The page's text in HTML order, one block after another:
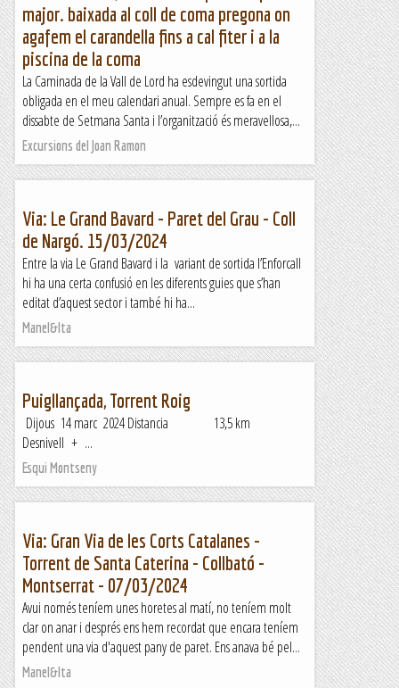
major. baixada al coll de coma pregona on
agafem el carandella fins a cal fiter i a la
piscina de la coma
La Caminada de la Vall de Lord ha esdevingut una sortida
obligada en el meu calendari anual. Sempre es fa en el
dissabte de Setmana Santa i l’organització és meravellosa,...
Excursions del Joan Ramon
Via: Le Grand Bavard - Paret del Grau - Coll
de Nargó. 15/03/2024
Entre la via Le Grand Bavard i la variant de sortida l’Enforcall
hi ha una certa confusió en les diferents guies que s’han
editat d’aquest sector i també hi ha...
Manel&Ita
Puigllançada, Torrent Roig
Dijous 14 marc 2024 Distancia 13,5 km
Desnivell + ...
Esqui Montseny
Via: Gran Via de les Corts Catalanes -
Torrent de Santa Caterina - Collbató -
Montserrat - 07/03/2024
Avui només teníem unes horetes al matí, no teníem molt
clar on anar i després ens hem recordat que encara teníem
pendent una via d'aquest pany de paret. Ens anava bé pel...
Manel&Ita